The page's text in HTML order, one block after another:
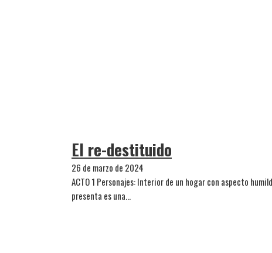
El re-destituido
26 de marzo de 2024
ACTO 1 Personajes: Interior de un hogar con aspecto
presenta es una…